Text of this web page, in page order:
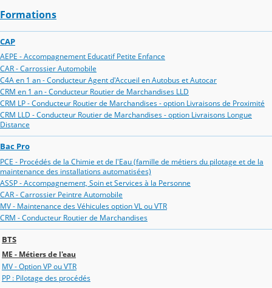
Formations
CAP
AEPE - Accompagnement Educatif Petite Enfance
CAR - Carrossier Automobile
C4A en 1 an - Conducteur Agent d'Accueil en Autobus et Autocar
CRM en 1 an - Conducteur Routier de Marchandises LLD
CRM LP - Conducteur Routier de Marchandises - option Livraisons de Proximité
CRM LLD - Conducteur Routier de Marchandises - option Livraisons Longue
Distance
Bac Pro
PCE - Procédés de la Chimie et de l'Eau (famille de métiers du pilotage et de la
maintenance des installations automatisées)
ASSP - Accompagnement, Soin et Services à la Personne
CAR - Carrossier Peintre Automobile
MV - Maintenance des Véhicules option VL ou VTR
CRM - Conducteur Routier de Marchandises
BTS
ME - Métiers de l'eau
MV - Option VP ou VTR
PP : Pilotage des procédés